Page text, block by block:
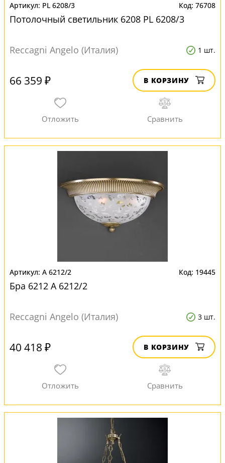
PL 6208/3 76708
Потолочный светильник 6208 PL 6208/3
Reccagni Angelo (Италия) 1 шт.
66 359 ₽ В КОРЗИНУ
A 6212/2 19445
Бра 6212 A 6212/2
Reccagni Angelo (Италия) 3 шт.
40 418 ₽ В КОРЗИНУ